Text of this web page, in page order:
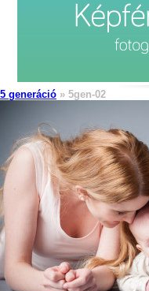
5 generáció » 5gen-02